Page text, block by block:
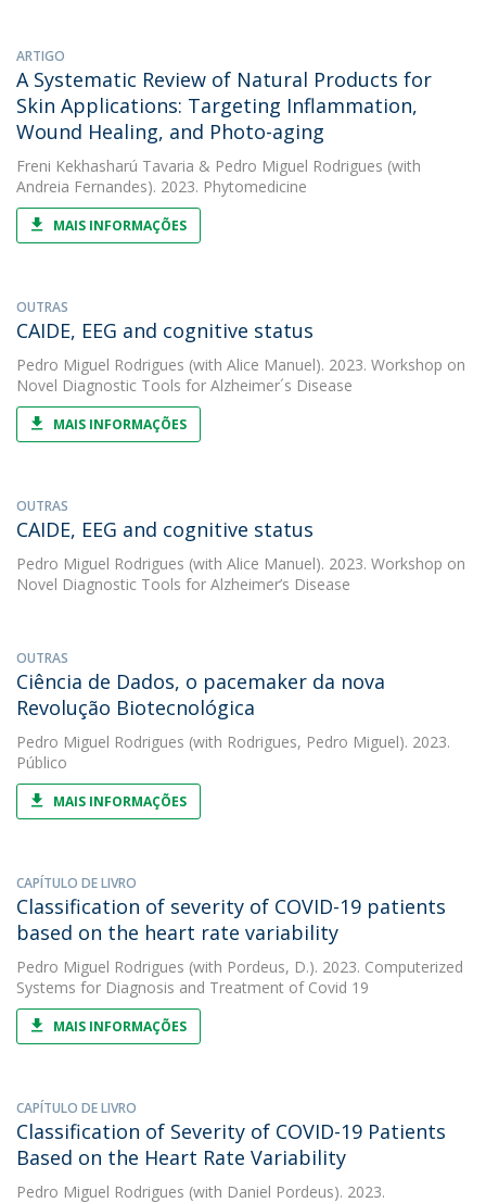
ARTIGO
A Systematic Review of Natural Products for
Skin Applications: Targeting Inflammation,
Wound Healing, and Photo-aging
Freni Kekhasharú Tavaria & Pedro Miguel Rodrigues (with
Andreia Fernandes). 2023. Phytomedicine
MAIS INFORMAÇÕES
OUTRAS
CAIDE, EEG and cognitive status
Pedro Miguel Rodrigues (with Alice Manuel). 2023. Workshop on
Novel Diagnostic Tools for Alzheimer´s Disease
MAIS INFORMAÇÕES
OUTRAS
CAIDE, EEG and cognitive status
Pedro Miguel Rodrigues (with Alice Manuel). 2023. Workshop on
Novel Diagnostic Tools for Alzheimer’s Disease
OUTRAS
Ciência de Dados, o pacemaker da nova
Revolução Biotecnológica
Pedro Miguel Rodrigues (with Rodrigues, Pedro Miguel). 2023.
Público
MAIS INFORMAÇÕES
CAPÍTULO DE LIVRO
Classification of severity of COVID-19 patients
based on the heart rate variability
Pedro Miguel Rodrigues (with Pordeus, D.). 2023. Computerized
Systems for Diagnosis and Treatment of Covid 19
MAIS INFORMAÇÕES
CAPÍTULO DE LIVRO
Classification of Severity of COVID-19 Patients
Based on the Heart Rate Variability
Pedro Miguel Rodrigues (with Daniel Pordeus). 2023.